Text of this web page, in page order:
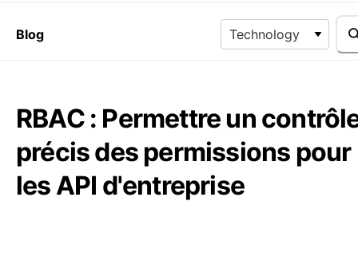
Blog Technology
RBAC : Permettre un
précis des permissions pour
les API d'entreprise